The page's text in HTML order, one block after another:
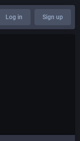
Log in Sign up